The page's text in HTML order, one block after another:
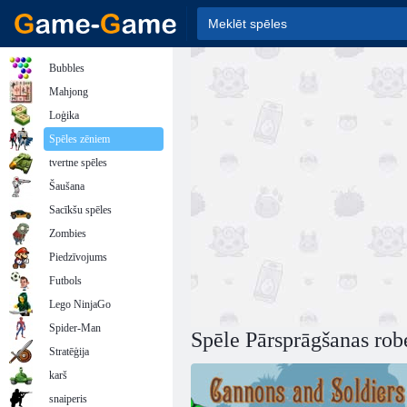
Spēle Pārsprāgšanas
Bubbles
Mahjong
Loģika
Spēles zēniem
tvertne spēles
Šaušana
Sacīkšu spēles
Zombies
Piedzīvojums
Futbols
Lego NinjaGo
Spider-Man
Stratēģija
karš
snaiperis